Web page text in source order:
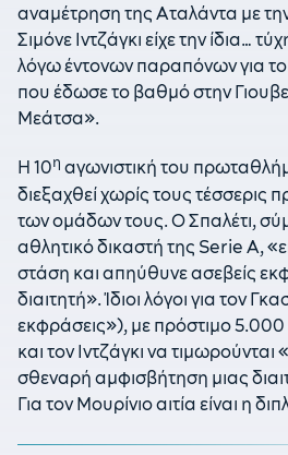
αναμέτρηση της Αταλάντα με
Σιμόνε Ιντζάγκι είχε την ίδια…
λόγω έντονων παραπόνων για το
που έδωσε το βαθμό στην
Μεάτσα».
Η 10η αγωνιστική του
διεξαχθεί χωρίς τους τέσσερις
των ομάδων τους. Ο Σπαλέτι,
αθλητικό δικαστή της Serie A,
στάση και απηύθυνε ασεβείς
διαιτητή». Ίδιοι λόγοι για τον
εκφράσεις»), με πρόστιμο 5.000
και τον Ιντζάγκι να
σθεναρή αμφισβήτηση μιας
Για τον Μουρίνιο αιτία είναι η